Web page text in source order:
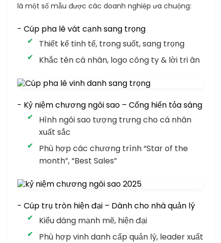
là một số mẫu được các doanh nghiệp ưa chuộng:
- Cúp pha lê vát cạnh sang trọng
Thiết kế tinh tế, trong suốt, sang trọng
Khắc tên cá nhân, logo công ty & lời tri ân
- Kỷ niệm chương ngôi sao – Cống hiến tỏa sáng
Hình ngôi sao tượng trưng cho cá nhân
xuất sắc
Phù hợp các chương trình “Star of the
month”, “Best Sales”
- Cúp trụ tròn hiện đại – Dành cho nhà quản lý
Kiểu dáng mạnh mẽ, hiện đại
Phù hợp vinh danh cấp quản lý, leader xuất